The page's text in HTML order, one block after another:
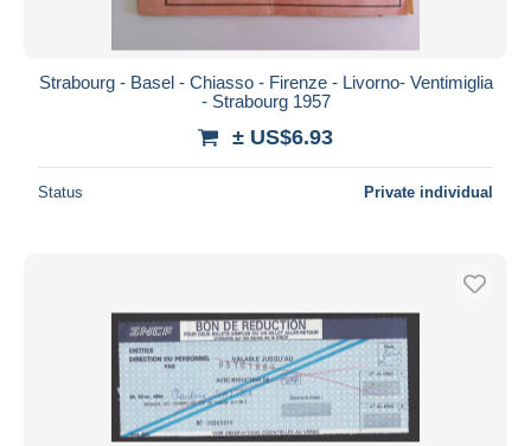
Strabourg - Basel - Chiasso - Firenze - Livorno- Ventimiglia
- Strabourg 1957
± US$6.93
Status Private individual